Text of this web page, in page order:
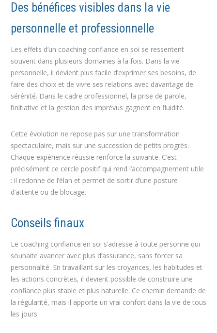
Des bénéfices visibles dans la vie
personnelle et professionnelle
Les effets d’un coaching confiance en soi se ressentent
souvent dans plusieurs domaines à la fois. Dans la vie
personnelle, il devient plus facile d’exprimer ses besoins, de
faire des choix et de vivre ses relations avec davantage de
sérénité. Dans le cadre professionnel, la prise de parole,
l’initiative et la gestion des imprévus gagnent en fluidité.
Cette évolution ne repose pas sur une transformation
spectaculaire, mais sur une succession de petits progrès.
Chaque expérience réussie renforce la suivante. C’est
précisément ce cercle positif qui rend l’accompagnement utile
: il redonne de l’élan et permet de sortir d’une posture
d’attente ou de blocage.
Conseils finaux
Le coaching confiance en soi s’adresse à toute personne qui
souhaite avancer avec plus d’assurance, sans forcer sa
personnalité. En travaillant sur les croyances, les habitudes et
les actions concrètes, il devient possible de construire une
confiance plus stable et plus naturelle. Ce chemin demande de
la régularité, mais il apporte un vrai confort dans la vie de tous
les jours.